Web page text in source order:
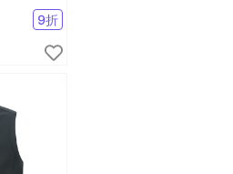
9折